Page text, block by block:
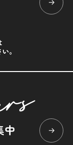
。
中